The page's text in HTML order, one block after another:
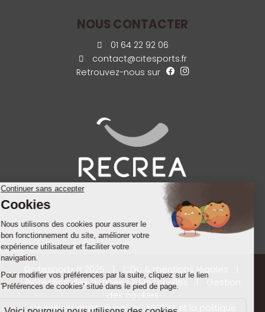
NOUS CONTACTER
01 64 22 92 06
contact@citesports.fr
Retrouvez-nous sur
©citesports.fr 2025 CGU & mentions légales
Protection des données personnelles
des cookies
Ce site est protégé par reCAPTCHA et la